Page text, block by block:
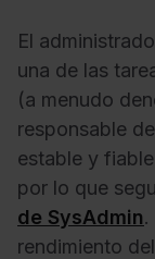
El
una de las
(a menudo
responsable
estable y
por lo que
de SysAdmin.
rendimiento